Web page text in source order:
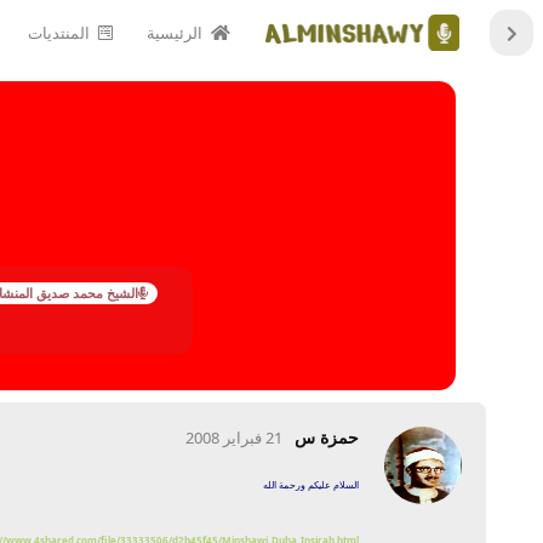
الرئيسية المنتديات
الشيخ محمد صديق
حمزة س 21 فبراير 2008
السلام عليكم ورحمة الله
www.4shared.com/file/33333506/d2b45f45/Minshawi_Duha_Insirah.html